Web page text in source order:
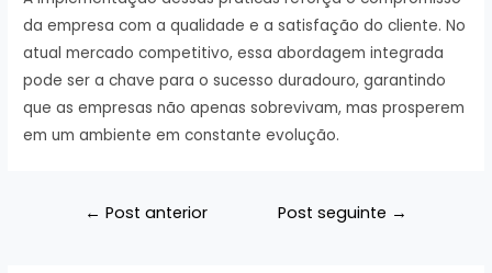
da empresa com a qualidade e a satisfação do cliente. No
atual mercado competitivo, essa abordagem integrada
pode ser a chave para o sucesso duradouro, garantindo
que as empresas não apenas sobrevivam, mas prosperem
em um ambiente em constante evolução.
Navegação
← Post anterior Post seguinte →